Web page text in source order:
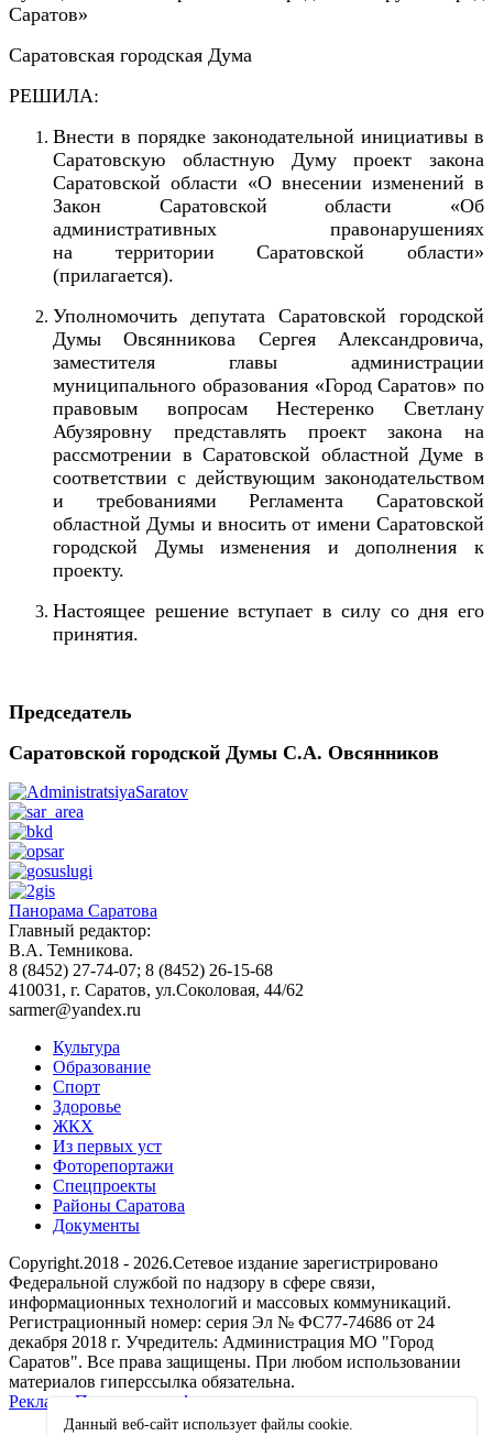
Саратов»
Саратовская городская Дума
РЕШИЛА:
Внести в порядке законодательной инициативы в
Саратовскую областную Думу проект закона
Саратовской области «О внесении изменений в
Закон Саратовской области «Об
административных правонарушениях
на территории Саратовской области»
(прилагается).
Уполномочить депутата Саратовской городской
Думы Овсянникова Сергея Александровича,
заместителя главы администрации
муниципального образования «Город Саратов» по
правовым вопросам Нестеренко Светлану
Абузяровну представлять проект закона на
рассмотрении в Саратовской областной Думе в
соответствии с действующим законодательством
и требованиями Регламента Саратовской
областной Думы и вносить от имени Саратовской
городской Думы изменения и дополнения к
проекту.
Настоящее решение вступает в силу со дня его
принятия.
Председатель
Саратовской городской Думы С.А. Овсянников
Панорама Саратова
Главный редактор:
В.А. Темникова.
8 (8452) 27-74-07; 8 (8452) 26-15-68
410031, г. Саратов, ул.Соколовая, 44/62
sarmer@yandex.ru
Культура
Образование
Спорт
Здоровье
ЖКХ
Из пеpвых уст
Фоторепортажи
Спецпроекты
Районы Саратова
Документы
Copyright.2018 - 2026.Сетевое издание зарегистрировано
Федеральной службой по надзору в сфере связи,
информационных технологий и массовых коммуникаций.
Регистрационный номер: серия Эл № ФС77-74686 от 24
декабря 2018 г. Учредитель: Администрация МО "Город
Саратов". Все права защищены. При любом использовании
материалов гиперссылка обязательна.
Реклама
Политика конфиденциальности
Данный веб-сайт использует файлы сookie.